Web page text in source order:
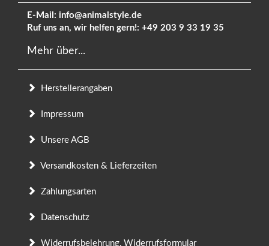
E-Mail: info@animalstyle.de
Ruf uns an, wir helfen gern!: +49 203 9 33 19 35
Mehr über...
Herstellerangaben
Impressum
Unsere AGB
Versandkosten & Lieferzeiten
Zahlungsarten
Datenschutz
Widerrufsbelehrung, Widerrufsformular